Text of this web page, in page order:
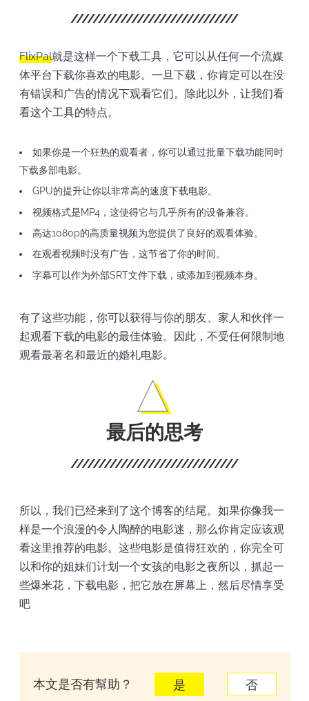
FlixPal就是这样一个下载工具，它可以从任何一个流媒
体平台下载你喜欢的电影。一旦下载，你肯定可以在没
有错误和广告的情况下观看它们。除此以外，让我们看
看这个工具的特点。
如果你是一个狂热的观看者，你可以通过批量下载功能同时
下载多部电影。
GPU的提升让你以非常高的速度下载电影。
视频格式是MP4，这使得它与几乎所有的设备兼容。
高达1080p的高质量视频为您提供了良好的观看体验。
在观看视频时没有广告，这节省了你的时间。
字幕可以作为外部SRT文件下载，或添加到视频本身。
有了这些功能，你可以获得与你的朋友、家人和伙伴一
起观看下载的电影的最佳体验。因此，不受任何限制地
观看最著名和最近的婚礼电影。
最后的思考
所以，我们已经来到了这个博客的结尾。如果你像我一
样是一个浪漫的令人陶醉的电影迷，那么你肯定应该观
看这里推荐的电影。这些电影是值得狂欢的，你完全可
以和你的姐妹们计划一个女孩的电影之夜所以，抓起一
些爆米花，下载电影，把它放在屏幕上，然后尽情享受
吧
本文是否有幫助？ 是 否